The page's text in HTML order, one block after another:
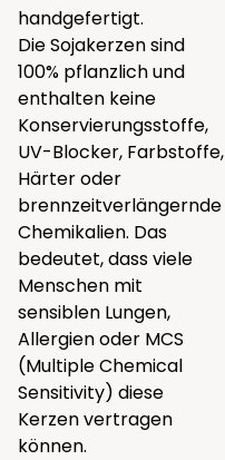
handgefertigt.
Die Sojakerzen sind
100% pflanzlich und
enthalten keine
Konservierungsstoffe,
UV-Blocker, Farbstoffe,
Härter oder
brennzeitverlängernde
Chemikalien. Das
bedeutet, dass viele
Menschen mit
sensiblen Lungen,
Allergien oder MCS
(Multiple Chemical
Sensitivity) diese
Kerzen vertragen
können.